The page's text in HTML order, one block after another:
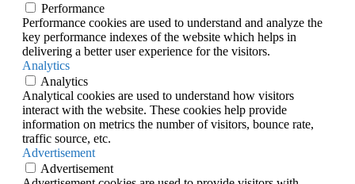
Performance
Performance cookies are used to understand and analyze the
key performance indexes of the website which helps in
delivering a better user experience for the visitors.
Analytics
Analytics
Analytical cookies are used to understand how visitors
interact with the website. These cookies help provide
information on metrics the number of visitors, bounce rate,
traffic source, etc.
Advertisement
Advertisement